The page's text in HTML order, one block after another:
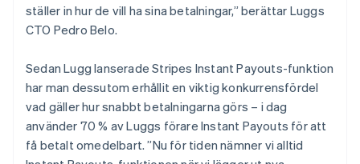
ställer in hur de vill ha sina betalningar,” berättar Luggs
CTO Pedro Belo.
Sedan Lugg lanserade Stripes Instant Payouts-funktion
har man dessutom erhållit en viktig konkurrensfördel
vad gäller hur snabbt betalningarna görs – i dag
använder 70 % av Luggs förare Instant Payouts för att
få betalt omedelbart. ”Nu för tiden nämner vi alltid